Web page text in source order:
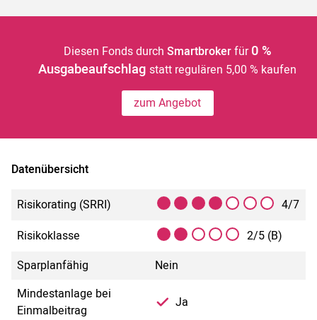
Diesen Fonds durch Smartbrokerfür 0 %
Ausgabeaufschlagstatt regulären 5,00 % kaufen
zum Angebot
Datenübersicht
Risikorating (SRRI)
4/7
Risikoklasse
2/5 (B)
Sparplanfähig
Nein
Mindestanlage bei
Einmalbeitrag
Ja